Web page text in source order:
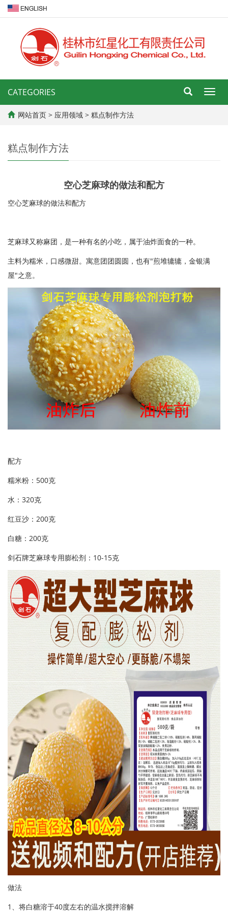
导
航
CATEGORIES
网站首页 > 应用领域 > 糕点制作方法
糕点制作方法
空心芝麻球的做法和配方
空心芝麻球的做法和配方
芝麻球又称麻团，是一种有名的小吃，属于油炸面食的一种。
主料为糯米，口感微甜。寓意团团圆圆，也有"煎堆辘辘，金银满
屋"之意。
配方
糯米粉：500克
水：320克
红豆沙：200克
白糖：200克
剑石牌芝麻球专用膨松剂：10-15克
做法
1、将白糖溶于40度左右的温水搅拌溶解